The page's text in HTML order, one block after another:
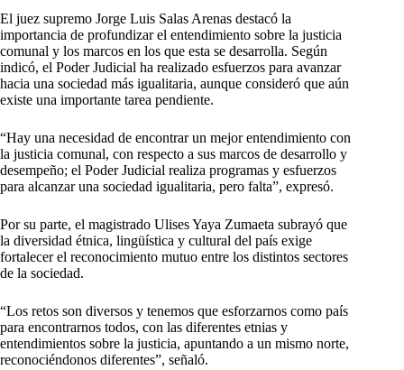
El juez supremo Jorge Luis Salas Arenas destacó la
importancia de profundizar el entendimiento sobre la justicia
comunal y los marcos en los que esta se desarrolla. Según
indicó, el Poder Judicial ha realizado esfuerzos para avanzar
hacia una sociedad más igualitaria, aunque consideró que aún
existe una importante tarea pendiente.
“Hay una necesidad de encontrar un mejor entendimiento con
la justicia comunal, con respecto a sus marcos de desarrollo y
desempeño; el Poder Judicial realiza programas y esfuerzos
para alcanzar una sociedad igualitaria, pero falta”, expresó.
Por su parte, el magistrado Ulises Yaya Zumaeta subrayó que
la diversidad étnica, lingüística y cultural del país exige
fortalecer el reconocimiento mutuo entre los distintos sectores
de la sociedad.
“Los retos son diversos y tenemos que esforzarnos como país
para encontrarnos todos, con las diferentes etnias y
entendimientos sobre la justicia, apuntando a un mismo norte,
reconociéndonos diferentes”, señaló.